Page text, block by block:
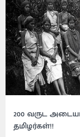
200 வருட
தமிழர்கள்!!